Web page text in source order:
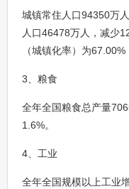
城镇常住人口94350万
人口46478万人，减少
（城镇化率）为
3、粮食
全年全国粮食总产量
1.6%。
4、工业
全年全国规模以上工业